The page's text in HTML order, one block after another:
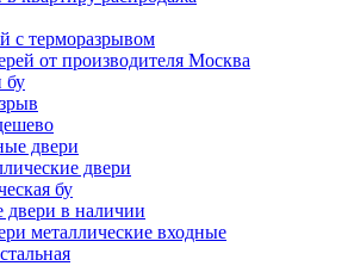
с терморазрывом
от производителя Москва
бу
двери
двери
бу
двери в наличии
металлические входные